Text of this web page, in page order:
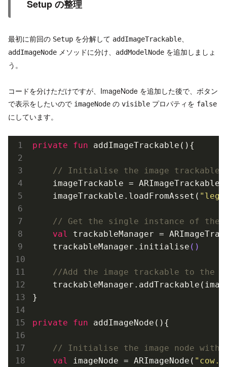
Setup の整理
最初に前回の Setup を分解して addImageTrackable、
addImageNode メソッドに分け、 addModelNode を追加しましょ
う。
コードを分けただけですが、ImageNode を追加した後で、ボタン
で表示をしたいので imageNode の visible プロパティを false
にしています。
private fun addImageTrackable() {
// Initialise the image trackable
    imageTrackable =
ARImageTrackable(
    imageTrackable.load
FromAsset(
// Get the single instance of the
val
trackableManager =
    trackableManager.initialise
()
//Add the image trackable to the
    trackableManager.add
Trackable(
}
private fun addImageNode() {
// Initialise the image node with
val
imageNode = ARImageNode(